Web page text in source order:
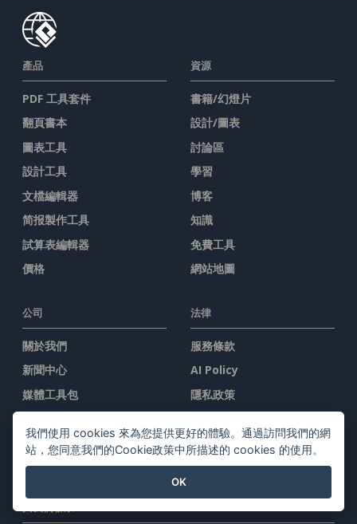
產品
PDF 工具套件
翻頁書本
圖表工具
設計工具
文檔編輯器
简报製作工具
試算表編輯器
價格
資源
書籍/幻燈片
設計/圖表
討論區
學習
博客
知識
免費工具
網站地圖
公司
關於我們
新聞中心
媒體工具包
法律
服務條款
AI Policy
隱私政策
安全概述
舉報投訴
我們使用 cookies 來為您提供更好的體驗。通過訪問我們的網
站，您同意我們的Cookie政策中所描述的 cookies 的使用。
OK